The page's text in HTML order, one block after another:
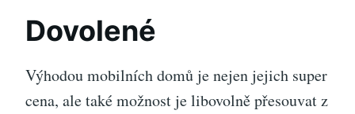
Dovolené
Výhodou mobilních domů je nejen jejich super
cena, ale také možnost je libovolně přesouvat z